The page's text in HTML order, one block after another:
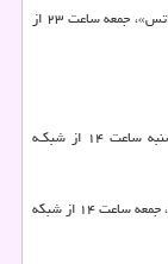
فیلم سینمایی مرد عنکبوتی: دور از خانه به کارگردانی «جان واتس»، جمعه ساعت ۲۳ از
فیلم سینمایی اژدها سوار به کارگردانی «تومر اشد»، پنج شنبه ساعت ۱۴ از شبکـه
فیلم سینمایی منطقه پرواز ممنوع به کارگردانی «امیر داسارگر»، جمعه ساعت ۱۴ از شبکه